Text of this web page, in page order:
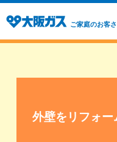
ご家庭のお客
外壁をリフォ